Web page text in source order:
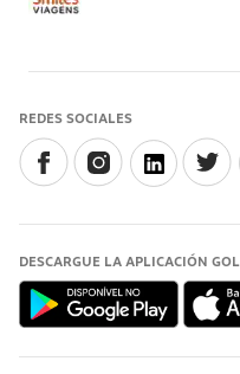
REDES SOCIALES
DESCARGUE LA APLICACIÓN GOL